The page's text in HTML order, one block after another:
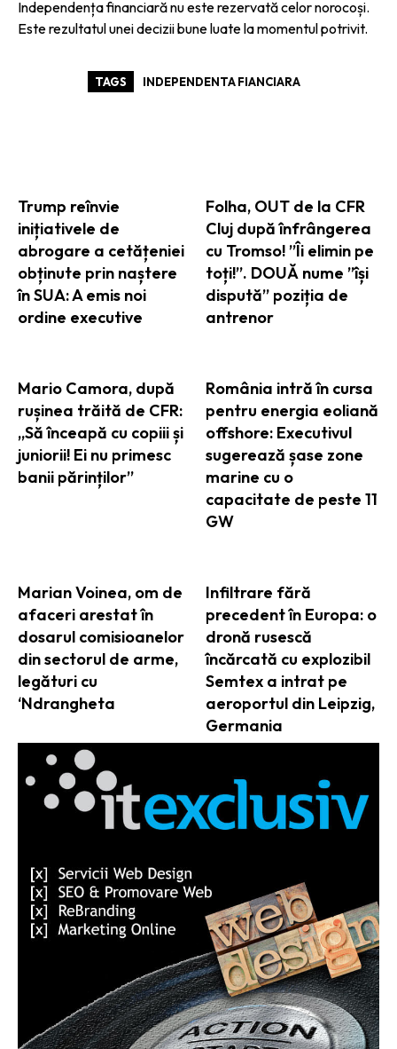
Trump reînvie
inițiativele de
abrogare a cetățeniei
obținute prin naștere
în SUA: A emis noi
ordine executive
Folha, OUT de la CFR
Cluj după înfrângerea
cu Tromso! ”Îi elimin pe
toți!”. DOUĂ nume ”își
dispută” poziția de
antrenor
Mario Camora, după
rușinea trăită de CFR:
„Să înceapă cu copiii și
juniorii! Ei nu primesc
banii părinților”
România intră în cursa
pentru energia eoliană
offshore: Executivul
sugerează șase zone
marine cu o
capacitate de peste 11
GW
Marian Voinea, om de
afaceri arestat în
dosarul comisioanelor
din sectorul de arme,
legături cu
‘Ndrangheta
Infiltrare fără
precedent în Europa: o
dronă rusescă
încărcată cu explozibil
Semtex a intrat pe
aeroportul din Leipzig,
Germania
Independența financiară nu este rezervată celor norocoși.
Este rezultatul unei decizii bune luate la momentul potrivit.
TAGS INDEPENDENTA FIANCIARA